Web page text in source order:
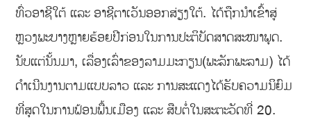
ທົ່ວອາຊີໃຕ້ ແລະ ອາຊີຕາເວັນອອກສ່ຽງໃຕ້. ໄດ້ຖືກນຳເຂົ້າສູ່
ຫຼວງພະບາງຫຼາຍຮ້ອຍປີກ່ອນໃນການປະຕິບັດສາດສະໜາພຸດ.
ນັບແຕ່ນັ້ນມາ, ເລື່ອງເລົ່າຂອງລາມມະກຽນ(ພະລັກພະລາມ) ໄດ້
ດຳເນີນງານຕາມແບບລາວ ແລະ ການສະແດງໄດ້ຮັບຄວາມນິຍົມ
ທີ່ສຸດໃນການຟ້ອນພື້ນເມືອງ ແລະ ສືບຕໍ່ໃນສະຕະວັດທີ່ 20.